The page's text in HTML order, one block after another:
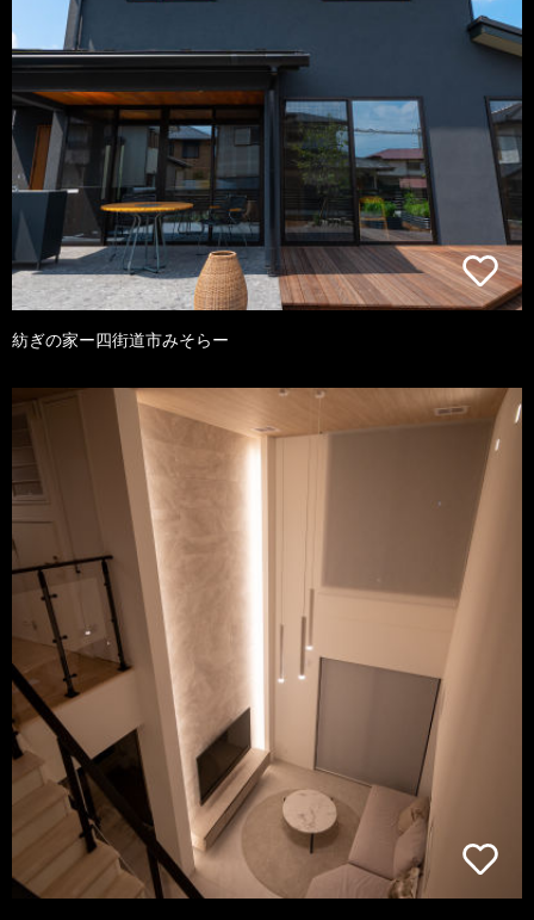
紡ぎの家ー四街道市みそらー